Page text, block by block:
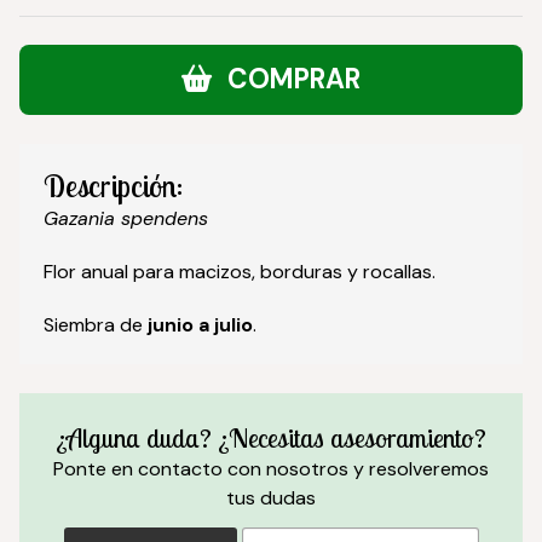
COMPRAR
Descripción:
Gazania spendens
Flor anual para macizos, borduras y rocallas.
Siembra de junio a julio.
¿Alguna duda? ¿Necesitas asesoramiento?
Ponte en contacto con nosotros y resolveremos
tus dudas